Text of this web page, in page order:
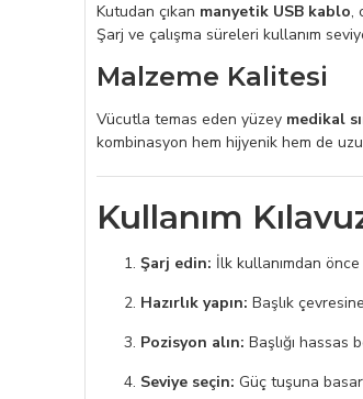
Kutudan çıkan manyetik USB kablo,
Şarj ve çalışma süreleri kullanım
Malzeme Kalitesi
Vücutla temas eden yüzey medikal
kombinasyon hem hijyenik hem de
Kullanım
Şarj edin: İlk kullanımdan
Hazırlık yapın: Başlık
Pozisyon alın: Başlığı hassas
Seviye seçin: Güç tuşuna